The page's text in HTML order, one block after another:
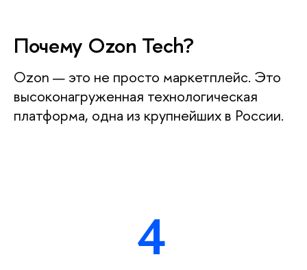
Почему Ozon Tech?
Ozon — это не просто маркетплейс. Это
ысоконагруженная технологическая
платформа, одна из крупнейших в России.
4